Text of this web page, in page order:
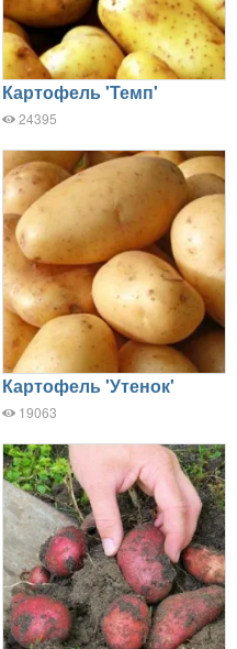
Картофель 'Темп'
24395
Картофель 'Утенок'
19063